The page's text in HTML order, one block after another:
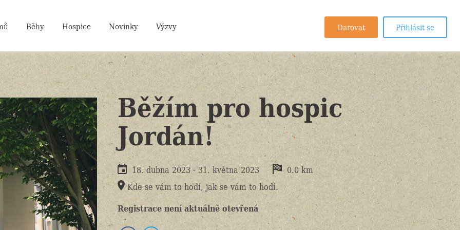
Běžím pro hospic
Jordán!
18. dubna 2023-31. května 2023
0.0 km
Kde se vám to hodí, jak se vám to hodí.
Registrace není aktuálně otevřená
Běhy Hospice Novinky Výzvy Darovat Přihlásit se